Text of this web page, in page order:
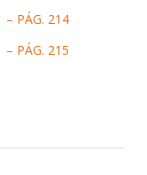
– PÁG. 214
– PÁG. 215